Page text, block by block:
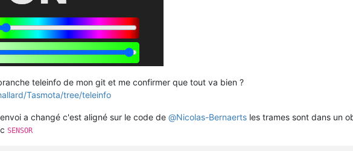
teleinfo de mon git et me confirmer que tout va bien ?
Tasmota/tree/teleinfo
a changé c'est aligné sur le code de @Nicolas-Bernaerts les trames sont dans un
SENSOR